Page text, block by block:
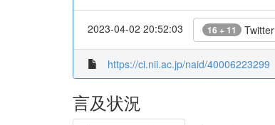
2023-04-02 20:52:03 16 + 11 Twitter
https://ci.nii.ac.jp/naid/40006223299
言及状況